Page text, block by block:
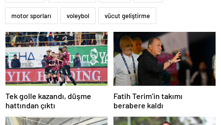
motor sporları voleybol vücut geliştirme
Tek golle kazandı, düşme
hattından çıktı
Fatih Terim’in takımı
berabere kaldı